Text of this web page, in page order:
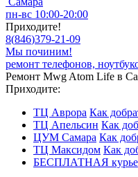
пн-вс 10:00-20:00
Приходите!
8(846)379-21-09
Мы починим!
ремонт телефонов,
Ремонт Mwg Atom Life в
Приходите:
ТЦ Аврора Как
ТЦ Апельсин Как
ЦУМ Самара Как
ТЦ Максидом Как
БЕСПЛАТНАЯ